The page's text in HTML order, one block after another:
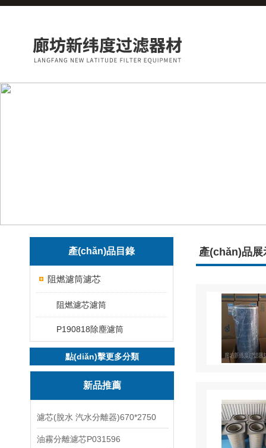
產(chǎn)品目錄
阻燃濾筒濾芯
阻燃濾芯濾筒
P190818除塵濾筒
點(diǎn)擊更多分類
新品推薦
濾芯(脫水 汽水分離器)670*2750
油霧分離濾芯P031596
產(chǎn)品展